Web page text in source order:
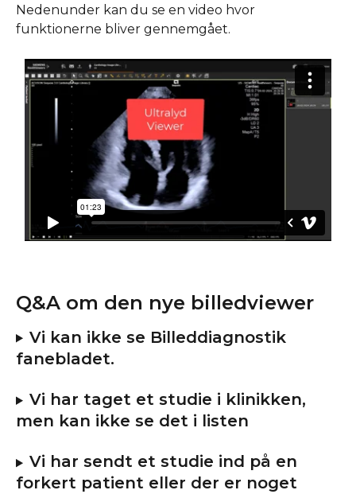
Nedenunder kan du se en video hvor
funktionerne bliver gennemgået.
Q&A om den nye billedviewer
Vi kan ikke se Billeddiagnostik
fanebladet.
Vi har taget et studie i klinikken,
men kan ikke se det i listen
Vi har sendt et studie ind på en
forkert patient eller der er noget